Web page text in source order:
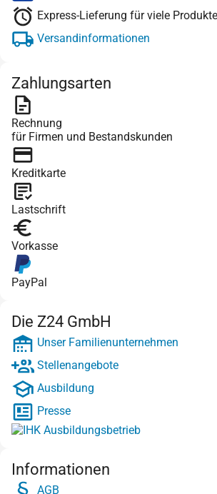
Express-Lieferung für viele
Versandinformationen
Zahlungsarten
Rechnung
für Firmen und Bestandskunden
Kreditkarte
Lastschrift
Vorkasse
PayPal
Die Z24 GmbH
Unser Familienunternehmen
Stellenangebote
Ausbildung
Presse
Informationen
AGB